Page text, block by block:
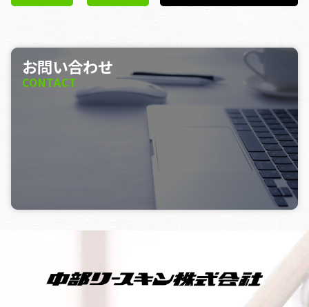
お問い合わせ
CONTACT